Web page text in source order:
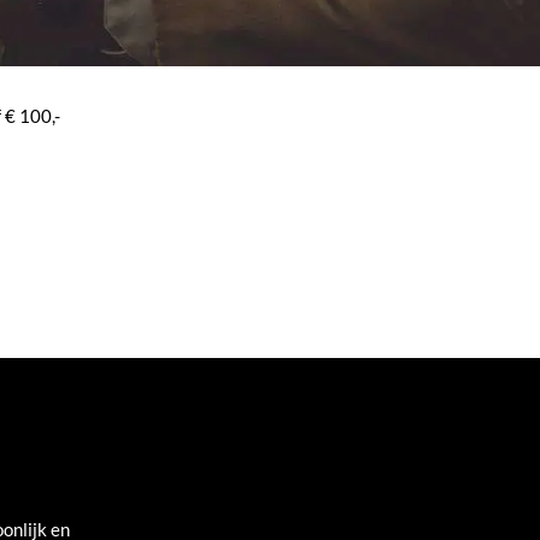
€ 100,-
en